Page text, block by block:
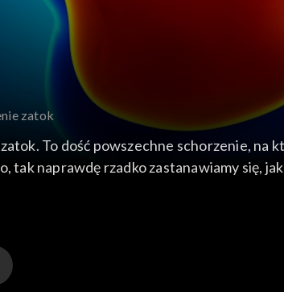
zatok
To dość powszechne schorzenie, na
tak naprawdę rzadko zastanawiamy się,
sprawy z tego, że chroniczne